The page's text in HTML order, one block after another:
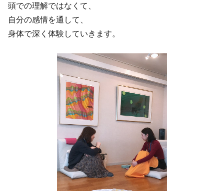
頭での理解ではなくて、
自分の感情を通して、
身体で深く体験していきます。